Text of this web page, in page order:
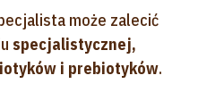
może zalecić
specjalistycznej,
i prebiotyków.